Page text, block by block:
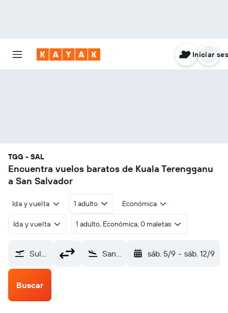
Iniciar
TGG - SAL
Encuentra vuelos baratos de Kuala Terengganu
a San Salvador
Ida y vuelta 1 adulto Económica
Ida y vuelta 1 adulto, Económica, 0 maletas
Sultan Mahmood (TGG) San Salvador Internacional de El Salvador (SAL) sáb. 5/9 - sáb. 12/9
Buscar